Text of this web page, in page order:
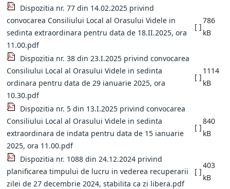
Dispozitia nr. 77 din 14.02.2025 privind
convocarea Consiliului Local al Orasului Videle in
sedinta extraordinara pentru data de 18.II.2025, ora
11.00.pdf
[ ]
786
kB
Dispozitia nr. 38 din 23.I.2025 privind convocarea
Consiliului Local al Orasului Videle in sedinta
ordinara pentru data de 29 ianuarie 2025, ora
10.30.pdf
[ ]
1114
kB
Dispozitia nr. 5 din 13.I.2025 privind convocarea
Consiliului Local al Orasului Videle in sedinta
extraordinara de indata pentru data de 15 ianuarie
2025, ora 11.00.pdf
[ ]
840
kB
Dispozitia nr. 1088 din 24.12.2024 privind
planificarea timpului de lucru in vederea recuperarii
zilei de 27 decembrie 2024, stabilita ca zi libera.pdf
[ ]
403
kB